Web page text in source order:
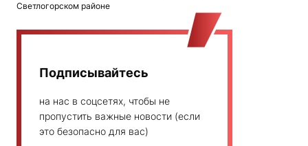
Светлогорском районе
Подписывайтесь
на нас в соцсетях, чтобы не
пропустить важные новости (если
это безопасно для вас)